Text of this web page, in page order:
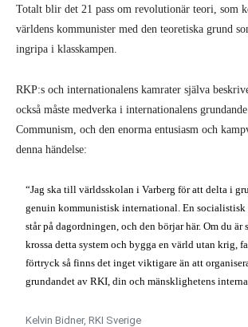
Totalt blir det 21 pass om revolutionär teori, som
världens kommunister med den teoretiska grund
ingripa i klasskampen.
RKP:s och internationalens kamrater själva
också måste medverka i internationalens
Communism, och den enorma entusiasm och
denna händelse:
“Jag ska till världsskolan i Varberg för att delta i
genuin kommunistisk international. En
står på dagordningen, och den börjar här. Om du är
krossa detta system och bygga en värld utan krig,
förtryck så finns det inget viktigare än att
grundandet av RKI, din och mänsklighetens
Kelvin Bidner, RKI Sverige